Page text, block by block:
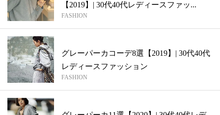
【2019】| 30代40代レディースファッ...
FASHION
グレーパーカコーデ8選【2019】| 30代40代
レディースファッション
FASHION